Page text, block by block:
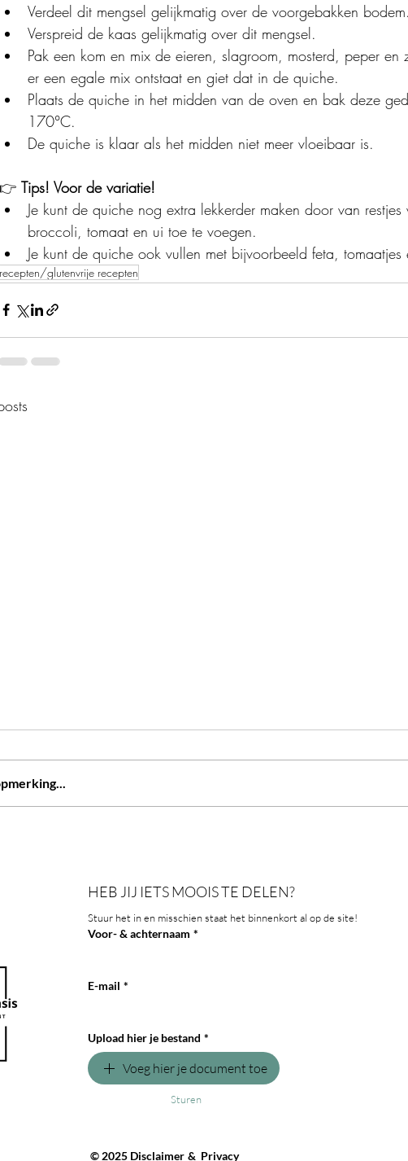
Verdeel dit mengsel gelijkmatig over de voorgebakken bodem.
Verspreid de kaas gelijkmatig over dit mengsel.
Pak een kom en mix de eieren, slagroom, mosterd, peper
er een egale mix ontstaat en giet dat in de quiche.
Plaats de quiche in het midden van de oven en bak deze
170°C.
De quiche is klaar als het midden niet meer vloeibaar is.
👉 Tips! Voor de variatie!
Je kunt de quiche nog extra lekkerder maken door van
broccoli, tomaat en ui toe te voegen.
Je kunt de quiche ook vullen met bijvoorbeeld feta, tomaatjes
recepten/glutenvrije recepten
HEB JIJ IETS MOOIS TE DELEN?
Stuur het in en misschien staat het binnenkort al op de site!
Voor- & achternaam *
E-mail *
Upload hier je bestand *
Voeg hier je document toe
Sturen
© 2025 Disclaimer& Privacy